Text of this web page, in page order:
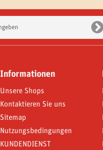
Informationen
Unsere Shops
Kontaktieren Sie uns
Sitemap
Nutzungsbedingungen
KUNDENDIENST